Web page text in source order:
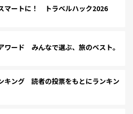
マートに！ トラベルハック2026
ワード みんなで選ぶ、旅のベスト。
キング 読者の投票をもとにランキン